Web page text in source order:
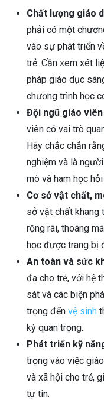
Chất lượng giáo
phải có một
vào sự phát triển
trẻ. Cần xem xét
pháp giáo dục
chương trình học
Đội ngũ giáo
viên có vai trò
Hãy chắc chắn
nghiệm và là
mò và ham học
Cơ sở vật chất,
sở vật chất khang
rộng rãi, thoáng
học được trang bị
An toàn và sức
đa cho trẻ, với hệ
sát và các biện
trọng đến vệ sinh
kỳ quan trọng.
Phát triển kỹ
trọng vào việc
và xã hội cho trẻ,
tự tin.